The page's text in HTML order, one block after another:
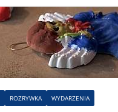
ROZRYWKA WYDARZENIA